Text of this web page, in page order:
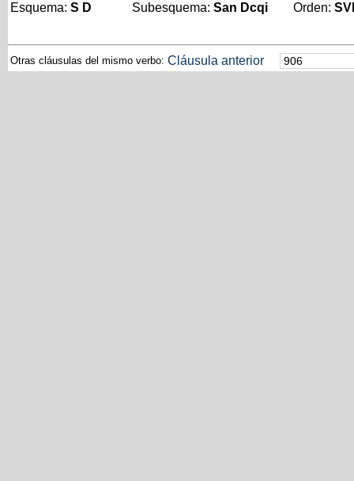
Esquema: S D Subesquema: San Dcqi Orden:
Otras cláusulas del mismo verbo: Cláusula anterior